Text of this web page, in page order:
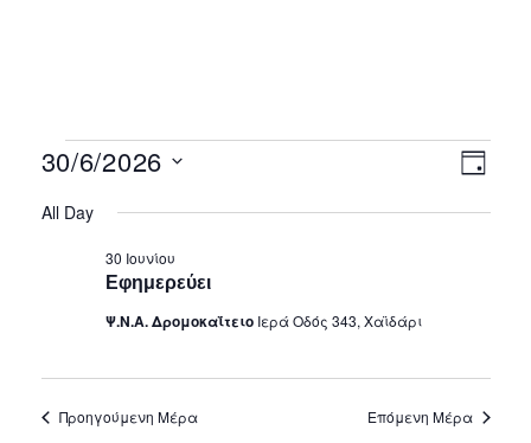
Ημέρα
30/6/2026
date.
All Day
Εφημερεύει
30 Ιουνίου
Ψ.Ν.Α. Δρομοκαΐτειο Ιερά Οδός 343, Χαϊδάρι
Προηγούμενη Μέρα Επόμενη Μέρα